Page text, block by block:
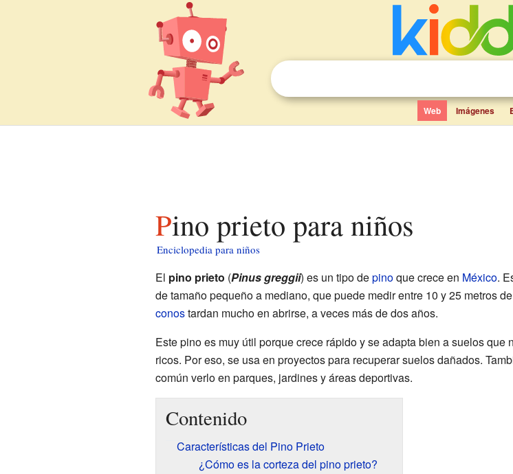
Web Imágenes
Pino prieto para niños
Enciclopedia para niños
El pino prieto (Pinus greggii) es un tipo depinoque crece en México.
de tamaño pequeño a mediano, que puede medir entre 10 y 25 metros
conostardan mucho en abrirse, a veces más de dos años.
Este pino es muy útil porque crece rápido y se adapta bien a suelos que
ricos. Por eso, se usa en proyectos para recuperar suelos dañados.
común verlo en parques, jardines y áreas deportivas.
Contenido
Características del Pino Prieto
¿Cómo es la corteza del pino prieto?